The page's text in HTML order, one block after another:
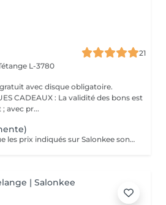
21
L-3780
avec disque obligatoire.
La validité des bons est
avec pr...
Veuillez prendre note que les prix indiqués sur Salonkee sont communiqués à titre informatif et s'entendent de base. Ces derniers sont susceptibles de varier selon le diagnostic réalisé à votre arrivée au salon et l'expertise du professionnel à qui vous confiez votre beauté. Dans tous les cas, un devis précis vous sera proposé et toutes réalisations de prestations seront effectuées avec votre accord. Un grand merci d'avance pour votre compréhension. Au plaisir de vous recevoir très vite.